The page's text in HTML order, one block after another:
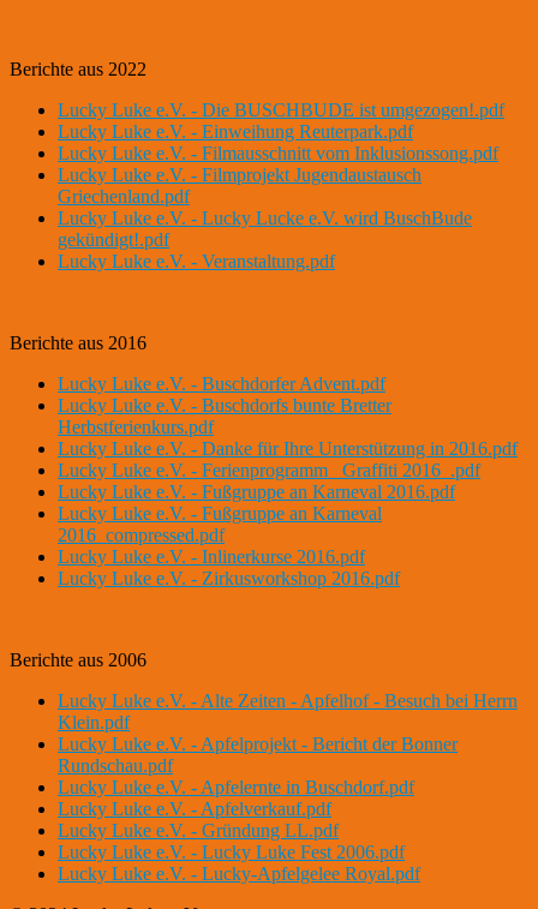
Berichte aus 2022
Lucky Luke e.V. - Die BUSCHBUDE ist umgezogen!.pdf
Lucky Luke e.V. - Einweihung Reuterpark.pdf
Lucky Luke e.V. - Filmausschnitt vom Inklusionssong.pdf
Lucky Luke e.V. - Filmprojekt Jugendaustausch
Griechenland.pdf
Lucky Luke e.V. - Lucky Lucke e.V. wird BuschBude
gekündigt!.pdf
Lucky Luke e.V. - Veranstaltung.pdf
Berichte aus 2016
Lucky Luke e.V. - Buschdorfer Advent.pdf
Lucky Luke e.V. - Buschdorfs bunte Bretter
Herbstferienkurs.pdf
Lucky Luke e.V. - Danke für Ihre Unterstützung in 2016.pdf
Lucky Luke e.V. - Ferienprogramm _Graffiti 2016_.pdf
Lucky Luke e.V. - Fußgruppe an Karneval 2016.pdf
Lucky Luke e.V. - Fußgruppe an Karneval
2016_compressed.pdf
Lucky Luke e.V. - Inlinerkurse 2016.pdf
Lucky Luke e.V. - Zirkusworkshop 2016.pdf
Berichte aus 2006
Lucky Luke e.V. - Alte Zeiten - Apfelhof - Besuch bei Herrn
Klein.pdf
Lucky Luke e.V. - Apfelprojekt - Bericht der Bonner
Rundschau.pdf
Lucky Luke e.V. - Apfelernte in Buschdorf.pdf
Lucky Luke e.V. - Apfelverkauf.pdf
Lucky Luke e.V. - Gründung LL.pdf
Lucky Luke e.V. - Lucky Luke Fest 2006.pdf
Lucky Luke e.V. - Lucky-Apfelgelee Royal.pdf